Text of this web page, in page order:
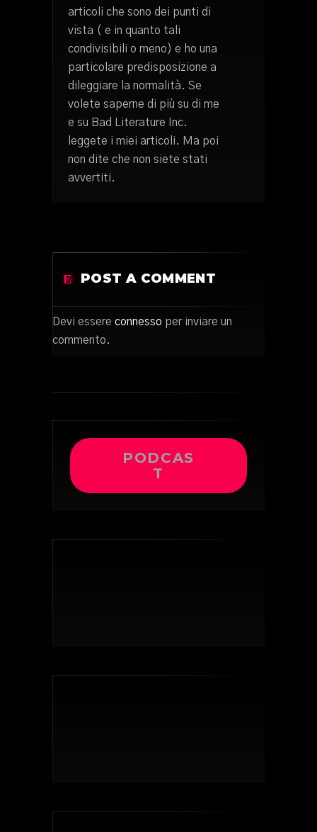
articoli che sono dei punti di
vista ( e in quanto tali
condivisibili o meno) e ho una
particolare predisposizione a
dileggiare la normalità. Se
volete saperne di più su di me
e su Bad Literature Inc.
leggete i miei articoli. Ma poi
non dite che non siete stati
avvertiti.
POST A COMMENT
Devi essere connesso per inviare un
commento.
PODCAS
T